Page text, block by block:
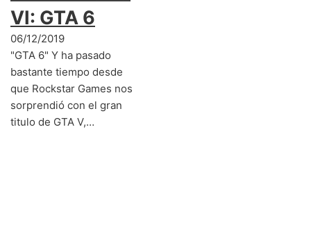
VI: GTA 6
06/12/2019
"GTA 6" Y ha pasado
bastante tiempo desde
que Rockstar Games nos
sorprendió con el gran
titulo de GTA V,…